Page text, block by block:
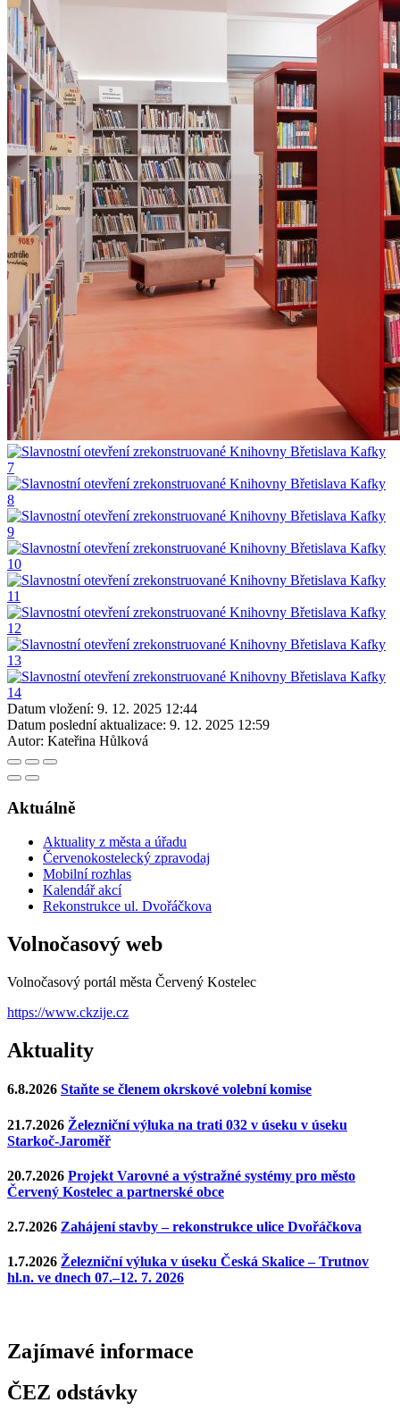
Datum vložení: 9. 12. 2025 12:44
Datum poslední aktualizace: 9. 12. 2025 12:59
Autor: Kateřina Hůlková
Aktuálně
Aktuality z města a úřadu
Červenokostelecký zpravodaj
Mobilní rozhlas
Kalendář akcí
Rekonstrukce ul. Dvořáčkova
Volnočasový web
Volnočasový portál města Červený Kostelec
https://www.ckzije.cz
Aktuality
6.8.2026 Staňte se členem okrskové volební komise
21.7.2026 Železniční výluka na trati 032 v úseku v úseku
Starkoč-Jaroměř
20.7.2026 Projekt Varovné a výstražné systémy pro město
Červený Kostelec a partnerské obce
2.7.2026 Zahájení stavby – rekonstrukce ulice Dvořáčkova
1.7.2026 Železniční výluka v úseku Česká Skalice – Trutnov
hl.n. ve dnech 07.–12. 7. 2026
Zajímavé informace
ČEZ odstávky